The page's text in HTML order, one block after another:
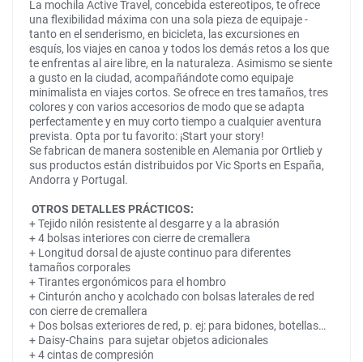
La mochila Active Travel, concebida estereotipos, te ofrece
una flexibilidad máxima con una sola pieza de equipaje -
tanto en el senderismo, en bicicleta, las excursiones en
esquís, los viajes en canoa y todos los demás retos a los que
te enfrentas al aire libre, en la naturaleza. Asimismo se siente
a gusto en la ciudad, acompañándote como equipaje
minimalista en viajes cortos. Se ofrece en tres tamaños, tres
colores y con varios accesorios de modo que se adapta
perfectamente y en muy corto tiempo a cualquier aventura
prevista. Opta por tu favorito: ¡Start your story!
Se fabrican de manera sostenible en Alemania por Ortlieb y
sus productos están distribuidos por Vic Sports en España,
Andorra y Portugal.
OTROS DETALLES PRÁCTICOS:
+ Tejido nilón resistente al desgarre y a la abrasión
+ 4 bolsas interiores con cierre de cremallera
+ Longitud dorsal de ajuste continuo para diferentes
tamaños corporales
+ Tirantes ergonómicos para el hombro
+ Cinturón ancho y acolchado con bolsas laterales de red
con cierre de cremallera
+ Dos bolsas exteriores de red, p. ej: para bidones, botellas…
+ Daisy-Chains para sujetar objetos adicionales
+ 4 cintas de compresión